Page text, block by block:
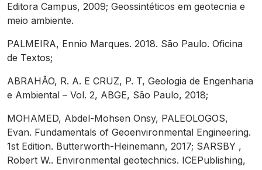
Editora Campus, 2009; Geossintéticos em geotecnia e
meio ambiente.
PALMEIRA, Ennio Marques. 2018. São Paulo. Oficina
de Textos;
ABRAHÃO, R. A. E CRUZ, P. T, Geologia de Engenharia
e Ambiental – Vol. 2, ABGE, São Paulo, 2018;
MOHAMED, Abdel-Mohsen Onsy, PALEOLOGOS,
Evan. Fundamentals of Geoenvironmental Engineering.
1st Edition. Butterworth-Heinemann, 2017; SARSBY ,
Robert W.. Environmental geotechnics. ICEPublishing,